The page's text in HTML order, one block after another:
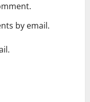
by email.